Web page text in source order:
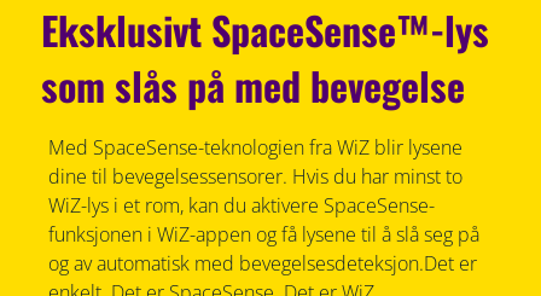
Eksklusivt SpaceSense™-lys
som slås på med bevegelse
Med SpaceSense-teknologien fra WiZ blir lysene
dine til bevegelsessensorer. Hvis du har minst to
WiZ-lys i et rom, kan du aktivere SpaceSense-
funksjonen i WiZ-appen og få lysene til å slå seg på
og av automatisk med bevegelsesdeteksjon.Det er